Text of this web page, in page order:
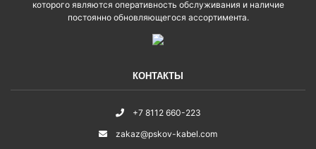
которого являются оперативность обслуживания и наличие
постоянно обновляющегося ассортимента.
КОНТАКТЫ
+7 8112 660-223
zakaz@pskov-kabel.com